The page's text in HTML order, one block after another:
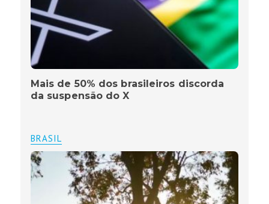
Mais de 50% dos brasileiros discorda
da suspensão do X
BRASIL